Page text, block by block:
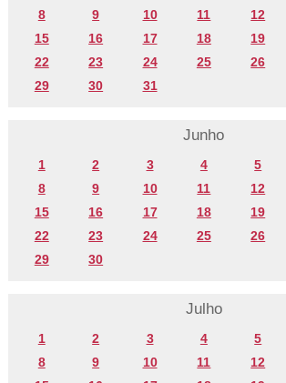
8
9 10 11 12
15
16 17 18 19
22
23 24 25 26
29
30 31
Junho
1 2 3 4 5
8
9 10 11 12
15
16 17 18 19
22
23 24 25 26
29
30
Julho
1 2 3 4 5
8
9 10 11 12